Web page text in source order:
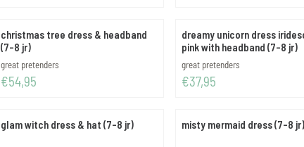
christmas tree dress & headband
(7-8 jr)
Merk:
great pretenders
Prijs: 54,95
€54,95
dreamy unicorn dress
pink with headband (7-8 jr)
Merk:
great pretenders
Prijs: 37,95
€37,95
glam witch dress & hat (7-8 jr) misty mermaid dress (7-8 jr)